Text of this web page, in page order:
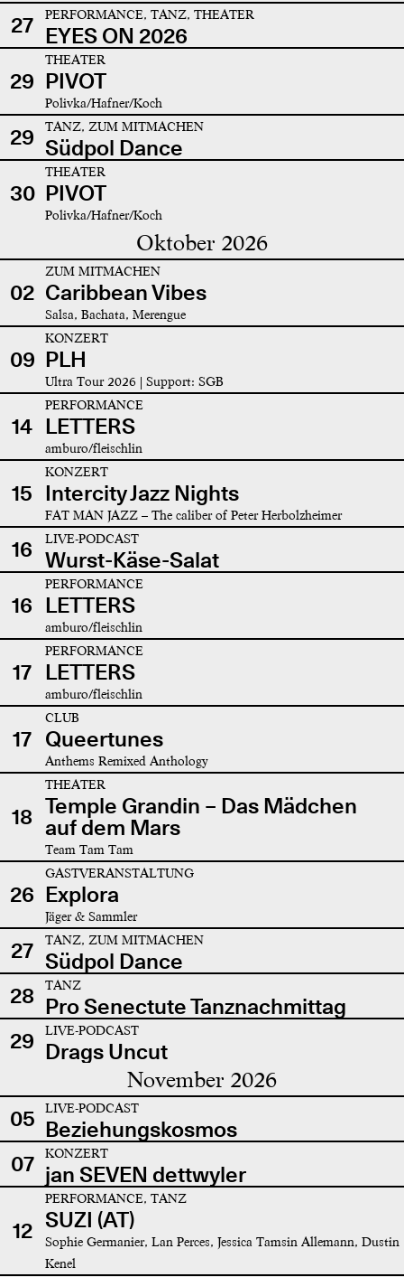
27 PERFORMANCE, TANZ, THEATER
EYES ON 2026
29
THEATER
PIVOT
Polivka/Hafner/Koch
29 TANZ, ZUM MITMACHEN
Südpol Dance
30
THEATER
PIVOT
Polivka/Hafner/Koch
Oktober 2026
02
ZUM MITMACHEN
Caribbean Vibes
Salsa, Bachata, Merengue
09
KONZERT
PLH
Ultra Tour 2026 | Support: SGB
14
PERFORMANCE
LETTERS
amburo/fleischlin
15
KONZERT
Intercity Jazz Nights
FAT MAN JAZZ – The caliber of Peter Herbolzheimer
16 LIVE-PODCAST
Wurst-Käse-Salat
16
PERFORMANCE
LETTERS
amburo/fleischlin
17
PERFORMANCE
LETTERS
amburo/fleischlin
17
CLUB
Queertunes
Anthems Remixed Anthology
18
THEATER
Temple Grandin – Das Mädchen
auf dem Mars
Team Tam Tam
26
GASTVERANSTALTUNG
Explora
Jäger & Sammler
27 TANZ, ZUM MITMACHEN
Südpol Dance
28
TANZ
Pro Senectute Tanznachmittag
29
LIVE-PODCAST
Drags Uncut
November 2026
05 LIVE-PODCAST
Beziehungskosmos
07
KONZERT
jan SEVEN dettwyler
12
PERFORMANCE, TANZ
SUZI (AT)
Sophie Germanier, Lan Perces, Jessica Tamsin Allemann, Dustin
Kenel